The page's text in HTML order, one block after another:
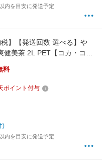
内を目安に発送予定
税】【発送回数 選べる】や
健美茶 2L PET【コカ・コー
ケース(6本)定期便 2回(12
お茶 麦茶 むぎ茶 飲料 ド
料
ポイント付与
)
内を目安に発送予定